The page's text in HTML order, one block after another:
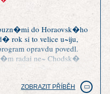
do Horaovsk�ho
rok si to velice u~iju,
opravdu povedl.
radai ne~ Chodsk�
m mrz�, ~e o tradici
ZOBRAZIT PŘÍBĚH